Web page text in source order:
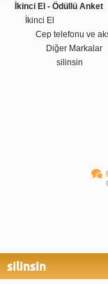
İkinci El - Ödüllü Anket
İkinci El
Cep telefonu ve
Diğer Markalar
silinsin
silinsin